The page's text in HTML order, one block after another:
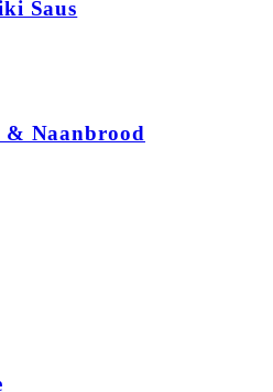
Saus
Naanbrood